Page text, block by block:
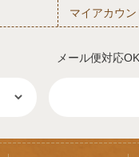
マイアカウン
メール便対応